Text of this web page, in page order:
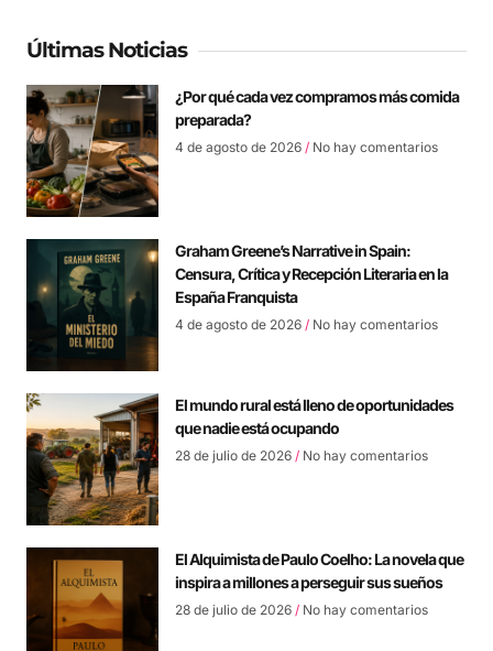
Últimas Noticias
¿Por qué cada vez compramos más comida
preparada?
4 de agosto de 2026 No hay comentarios
Graham Greene’s Narrative in Spain:
Censura, Crítica y Recepción Literaria en la
España Franquista
4 de agosto de 2026 No hay comentarios
El mundo rural está lleno de oportunidades
que nadie está ocupando
28 de julio de 2026 No hay comentarios
El Alquimista de Paulo Coelho: La novela que
inspira a millones a perseguir sus sueños
28 de julio de 2026 No hay comentarios